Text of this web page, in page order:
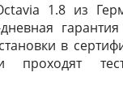
1.8 из
в
проходят